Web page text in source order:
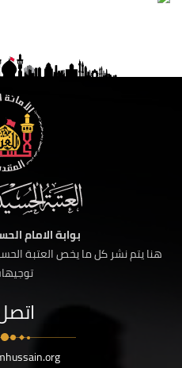
بوابة الامام
هنا يتم نشر كل ما يخص العتبة